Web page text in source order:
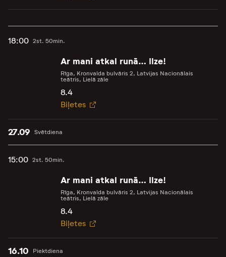
18:00 2st. 50min.
Ar mani atkal runā… Ilze!
Rīga, Kronvalda bulvāris 2, Latvijas Nacionālais
teātris, Lielā zāle
8.4
Biļetes
Svētdiena
27.09
15:00 2st. 50min.
Ar mani atkal runā… Ilze!
Rīga, Kronvalda bulvāris 2, Latvijas Nacionālais
teātris, Lielā zāle
8.4
Biļetes
Piektdiena
16.10